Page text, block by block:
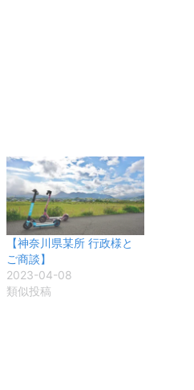
【神奈川県某所 行政様と
ご商談】
2023-04-08
類似投稿